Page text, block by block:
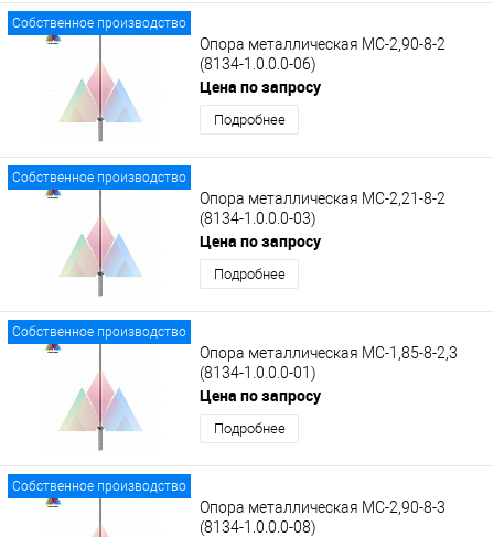
Собственное производство
Опора металлическая МС-2,90-8-2
(8134-1.0.0.0-06)
Цена по запросу
Подробнее
Собственное производство
Опора металлическая МС-2,21-8-2
(8134-1.0.0.0-03)
Цена по запросу
Подробнее
Собственное производство
Опора металлическая МС-1,85-8-2,3
(8134-1.0.0.0-01)
Цена по запросу
Подробнее
Собственное производство
Опора металлическая МС-2,90-8-3
(8134-1.0.0.0-08)